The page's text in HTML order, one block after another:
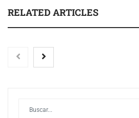
RELATED ARTICLES